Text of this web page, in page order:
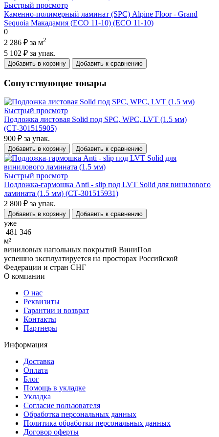
Быстрый просмотр
Каменно-полимерный ламинат (SPC) Alpine Floor - Grand
Sequoia Макадамия (ECO 11-10) (ECO 11-10)
0
2 286 ₽ за м2
5 102 ₽ за упак.
Добавить в корзину Добавить к сравнению
Сопутствующие товары
Быстрый просмотр
Подложка листовая Solid под SPC, WPC, LVT (1.5 мм)
(СТ-301515905)
900 ₽ за упак.
Добавить в корзину Добавить к сравнению
Быстрый просмотр
Подложка-гармошка Anti - slip под LVT Solid для винилового
ламината (1.5 мм) (СТ-301515931)
2 800 ₽ за упак.
Добавить в корзину Добавить к сравнению
уже
481 346
м²
виниловых напольных покрытий ВиниПол
успешно эксплуатируется на просторах Российской
Федерации и стран СНГ
О компании
О нас
Реквизиты
Гарантии и возврат
Контакты
Партнеры
Информация
Доставка
Оплата
Блог
Помощь в укладке
Укладка
Согласие пользователя
Обработка персональных данных
Политика обработки персональных данных
Договор оферты